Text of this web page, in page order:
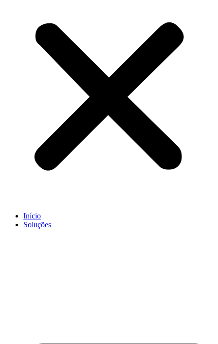
Início
Soluções